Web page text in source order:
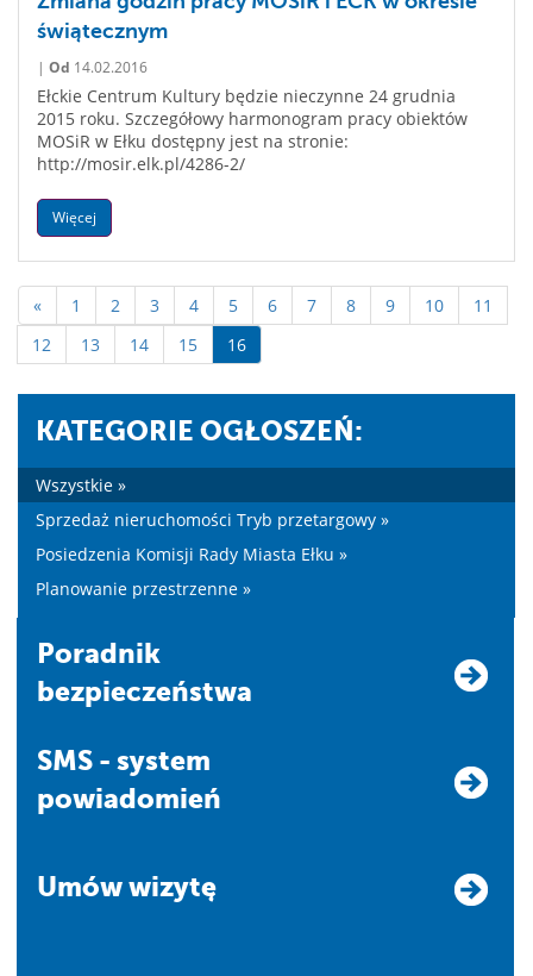
świątecznym
| Od 14.02.2016
Ełckie Centrum Kultury będzie nieczynne 24 grudnia
2015 roku. Szczegółowy harmonogram pracy obiektów
MOSiR w Ełku dostępny jest na stronie:
http://mosir.elk.pl/4286-2/
Więcej
« 1 2 3 4 5 6 7 8 9 10
11
12
13 14 15 16
KATEGORIE OGŁOSZEŃ:
Wszystkie »
Sprzedaż nieruchomości Tryb przetargowy »
Posiedzenia Komisji Rady Miasta Ełku »
Planowanie przestrzenne »
Poradnik
bezpieczeństwa
SMS - system
powiadomień
Umów wizytę